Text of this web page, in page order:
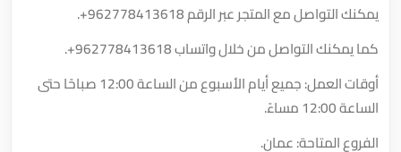
يمكنك التواصل مع المتجر عبر الرقم+962778413618
.
كما يمكنك التواصل من خلال واتساب+962778413618
.
أوقات العمل: جميع أيام الأسبوع من الساعة 12:00 صباحًا حتى
الساعة 12:00 مساءً.
الفروع المتاحة: عمان.